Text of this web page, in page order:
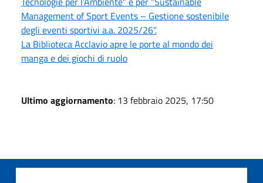
Management of Sport Events – Gestione sostenibile
degli eventi sportivi a.a. 2025/26”.
La Biblioteca Acclavio apre le porte al mondo dei
manga e dei giochi di ruolo
Ultimo aggiornamento: 13 febbraio 2025, 17:50